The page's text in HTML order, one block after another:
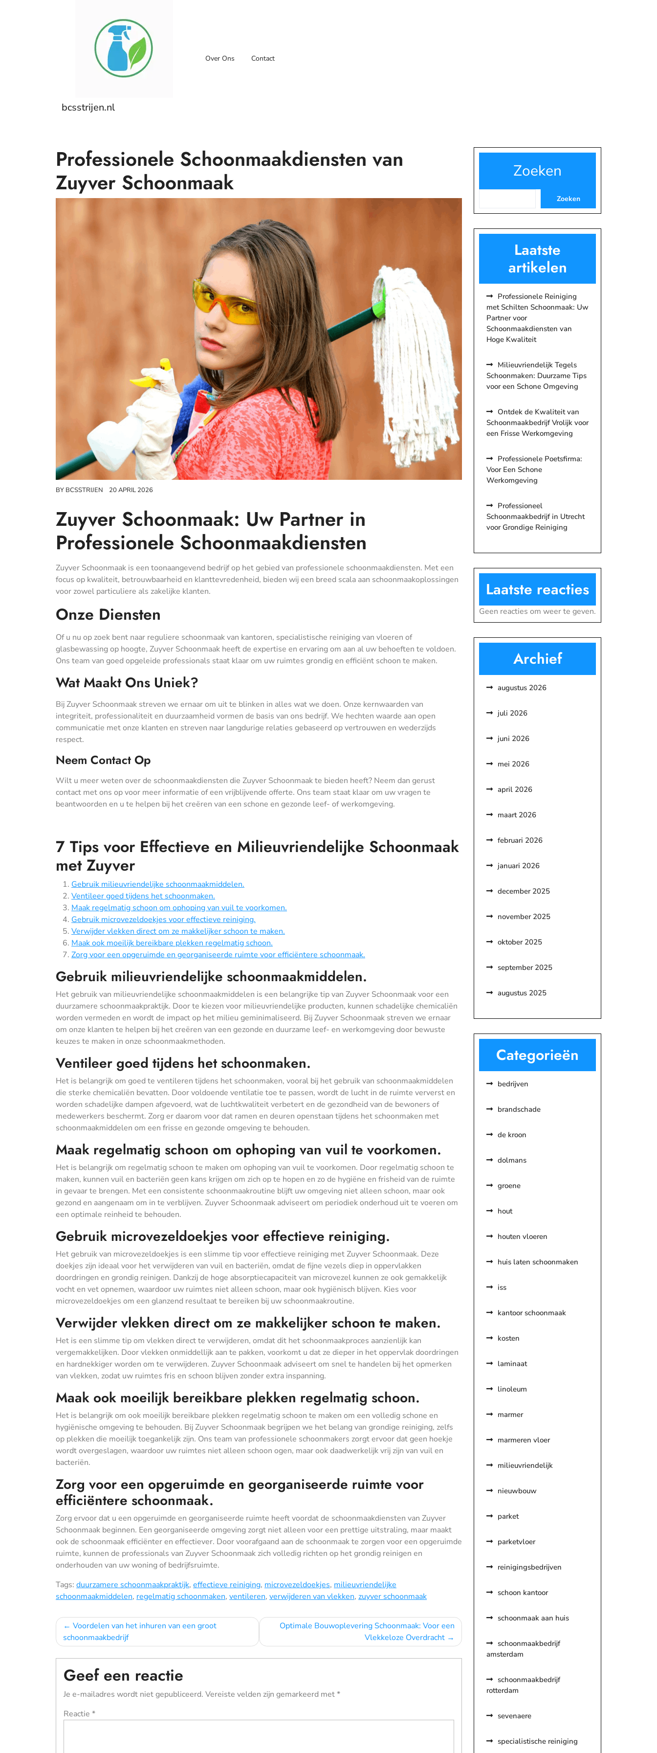
bcsstrijen.nl
Over Ons Contact
Professionele Schoonmaakdiensten van
Zuyver Schoonmaak
BY BCSSTRIJEN 20 APRIL 2026
Zuyver Schoonmaak: Uw Partner in
Professionele Schoonmaakdiensten
Zuyver Schoonmaak is een toonaangevend bedrijf op het gebied van professionele schoonmaakdiensten. Met een
focus op kwaliteit, betrouwbaarheid en klanttevredenheid, bieden wij een breed scala aan schoonmaakoplossingen
voor zowel particuliere als zakelijke klanten.
Onze Diensten
Of u nu op zoek bent naar reguliere schoonmaak van kantoren, specialistische reiniging van vloeren of
glasbewassing op hoogte, Zuyver Schoonmaak heeft de expertise en ervaring om aan al uw behoeften te voldoen.
Ons team van goed opgeleide professionals staat klaar om uw ruimtes grondig en efficiënt schoon te maken.
Wat Maakt Ons Uniek?
Bij Zuyver Schoonmaak streven we ernaar om uit te blinken in alles wat we doen. Onze kernwaarden van
integriteit, professionaliteit en duurzaamheid vormen de basis van ons bedrijf. We hechten waarde aan open
communicatie met onze klanten en streven naar langdurige relaties gebaseerd op vertrouwen en wederzijds
respect.
Neem Contact Op
Wilt u meer weten over de schoonmaakdiensten die Zuyver Schoonmaak te bieden heeft? Neem dan gerust
contact met ons op voor meer informatie of een vrijblijvende offerte. Ons team staat klaar om uw vragen te
beantwoorden en u te helpen bij het creëren van een schone en gezonde leef- of werkomgeving.
7 Tips voor Effectieve en Milieuvriendelijke Schoonmaak
met Zuyver
Gebruik milieuvriendelijke schoonmaakmiddelen.
Ventileer goed tijdens het schoonmaken.
Maak regelmatig schoon om ophoping van vuil te voorkomen.
Gebruik microvezeldoekjes voor effectieve reiniging.
Verwijder vlekken direct om ze makkelijker schoon te maken.
Maak ook moeilijk bereikbare plekken regelmatig schoon.
Zorg voor een opgeruimde en georganiseerde ruimte voor efficiëntere schoonmaak.
Gebruik milieuvriendelijke schoonmaakmiddelen.
Het gebruik van milieuvriendelijke schoonmaakmiddelen is een belangrijke tip van Zuyver Schoonmaak voor een
duurzamere schoonmaakpraktijk. Door te kiezen voor milieuvriendelijke producten, kunnen schadelijke chemicaliën
worden vermeden en wordt de impact op het milieu geminimaliseerd. Bij Zuyver Schoonmaak streven we ernaar
om onze klanten te helpen bij het creëren van een gezonde en duurzame leef- en werkomgeving door bewuste
keuzes te maken in onze schoonmaakmethoden.
Ventileer goed tijdens het schoonmaken.
Het is belangrijk om goed te ventileren tijdens het schoonmaken, vooral bij het gebruik van schoonmaakmiddelen
die sterke chemicaliën bevatten. Door voldoende ventilatie toe te passen, wordt de lucht in de ruimte ververst en
worden schadelijke dampen afgevoerd, wat de luchtkwaliteit verbetert en de gezondheid van de bewoners of
medewerkers beschermt. Zorg er daarom voor dat ramen en deuren openstaan tijdens het schoonmaken met
schoonmaakmiddelen om een frisse en gezonde omgeving te behouden.
Maak regelmatig schoon om ophoping van vuil te voorkomen.
Het is belangrijk om regelmatig schoon te maken om ophoping van vuil te voorkomen. Door regelmatig schoon te
maken, kunnen vuil en bacteriën geen kans krijgen om zich op te hopen en zo de hygiëne en frisheid van de ruimte
in gevaar te brengen. Met een consistente schoonmaakroutine blijft uw omgeving niet alleen schoon, maar ook
gezond en aangenaam om in te verblijven. Zuyver Schoonmaak adviseert om periodiek onderhoud uit te voeren om
een optimale reinheid te behouden.
Gebruik microvezeldoekjes voor effectieve reiniging.
Het gebruik van microvezeldoekjes is een slimme tip voor effectieve reiniging met Zuyver Schoonmaak. Deze
doekjes zijn ideaal voor het verwijderen van vuil en bacteriën, omdat de fijne vezels diep in oppervlakken
doordringen en grondig reinigen. Dankzij de hoge absorptiecapaciteit van microvezel kunnen ze ook gemakkelijk
vocht en vet opnemen, waardoor uw ruimtes niet alleen schoon, maar ook hygiënisch blijven. Kies voor
microvezeldoekjes om een glanzend resultaat te bereiken bij uw schoonmaakroutine.
Verwijder vlekken direct om ze makkelijker schoon te maken.
Het is een slimme tip om vlekken direct te verwijderen, omdat dit het schoonmaakproces aanzienlijk kan
vergemakkelijken. Door vlekken onmiddellijk aan te pakken, voorkomt u dat ze dieper in het oppervlak doordringen
en hardnekkiger worden om te verwijderen. Zuyver Schoonmaak adviseert om snel te handelen bij het opmerken
van vlekken, zodat uw ruimtes fris en schoon blijven zonder extra inspanning.
Maak ook moeilijk bereikbare plekken regelmatig schoon.
Het is belangrijk om ook moeilijk bereikbare plekken regelmatig schoon te maken om een volledig schone en
hygiënische omgeving te behouden. Bij Zuyver Schoonmaak begrijpen we het belang van grondige reiniging, zelfs
op plekken die moeilijk toegankelijk zijn. Ons team van professionele schoonmakers zorgt ervoor dat geen hoekje
wordt overgeslagen, waardoor uw ruimtes niet alleen schoon ogen, maar ook daadwerkelijk vrij zijn van vuil en
bacteriën.
Zorg voor een opgeruimde en georganiseerde ruimte voor
efficiëntere schoonmaak.
Zorg ervoor dat u een opgeruimde en georganiseerde ruimte heeft voordat de schoonmaakdiensten van Zuyver
Schoonmaak beginnen. Een georganiseerde omgeving zorgt niet alleen voor een prettige uitstraling, maar maakt
ook de schoonmaak efficiënter en effectiever. Door voorafgaand aan de schoonmaak te zorgen voor een opgeruimde
ruimte, kunnen de professionals van Zuyver Schoonmaak zich volledig richten op het grondig reinigen en
onderhouden van uw woning of bedrijfsruimte.
Tags: duurzamere schoonmaakpraktijk, effectieve reiniging, microvezeldoekjes, milieuvriendelijke
schoonmaakmiddelen, regelmatig schoonmaken, ventileren, verwijderen van vlekken, zuyver schoonmaak
Bericht
navigatie
Voordelen van het inhuren van een groot
schoonmaakbedrijf
Optimale Bouwoplevering Schoonmaak: Voor een
Vlekkeloze Overdracht
Geef een reactie
Je e-mailadres wordt niet gepubliceerd. Vereiste velden zijn gemarkeerd met*
Reactie *
Zoeken
Zoeken
Laatste
artikelen
Professionele Reiniging
met Schilten Schoonmaak: Uw
Partner voor
Schoonmaakdiensten van
Hoge Kwaliteit
Milieuvriendelijk Tegels
Schoonmaken: Duurzame Tips
voor een Schone Omgeving
Ontdek de Kwaliteit van
Schoonmaakbedrijf Vrolijk voor
een Frisse Werkomgeving
Professionele Poetsfirma:
Voor Een Schone
Werkomgeving
Professioneel
Schoonmaakbedrijf in Utrecht
voor Grondige Reiniging
Laatste reacties
Geen reacties om weer te geven.
Archief
augustus 2026
juli 2026
juni 2026
mei 2026
april 2026
maart 2026
februari 2026
januari 2026
december 2025
november 2025
oktober 2025
september 2025
augustus 2025
Categorieën
bedrijven
brandschade
de kroon
dolmans
groene
hout
houten vloeren
huis laten schoonmaken
iss
kantoor schoonmaak
kosten
laminaat
linoleum
marmer
marmeren vloer
milieuvriendelijk
nieuwbouw
parket
parketvloer
reinigingsbedrijven
schoon kantoor
schoonmaak aan huis
schoonmaakbedrijf
amsterdam
schoonmaakbedrijf
rotterdam
sevenaere
specialistische reiniging